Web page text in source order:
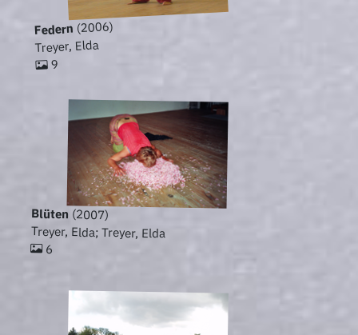
Federn (2006)
Treyer, Elda
9
Blüten (2007)
Treyer, Elda; Treyer, Elda
6